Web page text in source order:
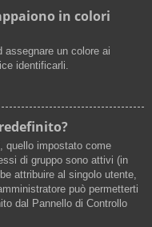
in colori
assegnare un colore ai
identificarli.
quello impostato come
di gruppo sono attivi (in
attribuire al singolo utente,
può permetterti
dal Pannello di Controllo